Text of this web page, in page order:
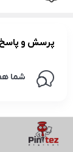
پرسش و پاسخ
شما